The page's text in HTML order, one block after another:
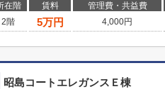
在階 賃料 管理費・共益費
2階
5万円 4,000円
昭島コートエレガンスＥ棟